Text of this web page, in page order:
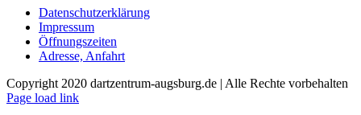
Datenschutzerklärung
Impressum
Öffnungszeiten
Adresse, Anfahrt
Copyright 2020 dartzentrum-augsburg.de | Alle Rechte vorbehalten
Facebook
Instagram
YouTube
Page load link